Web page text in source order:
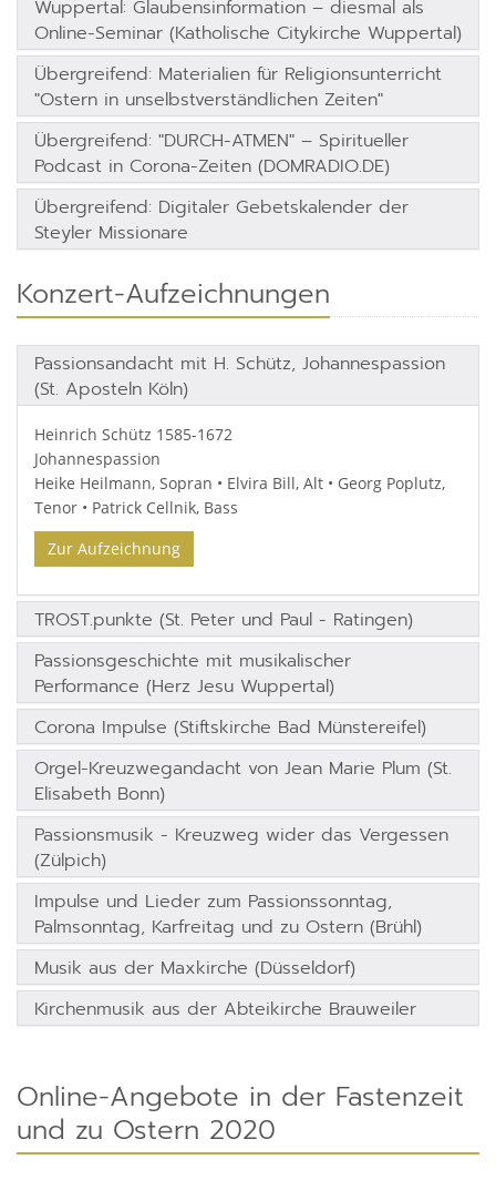
Wuppertal: Glaubensinformation – diesmal als
Online-Seminar (Katholische Citykirche Wuppertal)
Übergreifend: Materialien für Religionsunterricht
"Ostern in unselbstverständlichen Zeiten"
Übergreifend: "DURCH-ATMEN" – Spiritueller
Podcast in Corona-Zeiten (DOMRADIO.DE)
Übergreifend: Digitaler Gebetskalender der
Steyler Missionare
Konzert-Aufzeichnungen
Passionsandacht mit H. Schütz, Johannespassion
(St. Aposteln Köln)
Heinrich Schütz 1585-1672
Johannespassion
Heike Heilmann, Sopran • Elvira Bill, Alt • Georg Poplutz,
Tenor • Patrick Cellnik, Bass
Zur Aufzeichnung
TROST.punkte (St. Peter und Paul - Ratingen)
Passionsgeschichte mit musikalischer
Performance (Herz Jesu Wuppertal)
Corona Impulse (Stiftskirche Bad Münstereifel)
Orgel-Kreuzwegandacht von Jean Marie Plum (St.
Elisabeth Bonn)
Passionsmusik - Kreuzweg wider das Vergessen
(Zülpich)
Impulse und Lieder zum Passionssonntag,
Palmsonntag, Karfreitag und zu Ostern (Brühl)
Musik aus der Maxkirche (Düsseldorf)
Kirchenmusik aus der Abteikirche Brauweiler
Online-Angebote in der Fastenzeit
und zu Ostern 2020